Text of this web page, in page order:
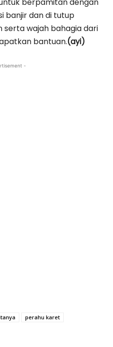
banjir dan di tutup
wajah bahagia dari
bantuan.(ayi)
-
perahu karet